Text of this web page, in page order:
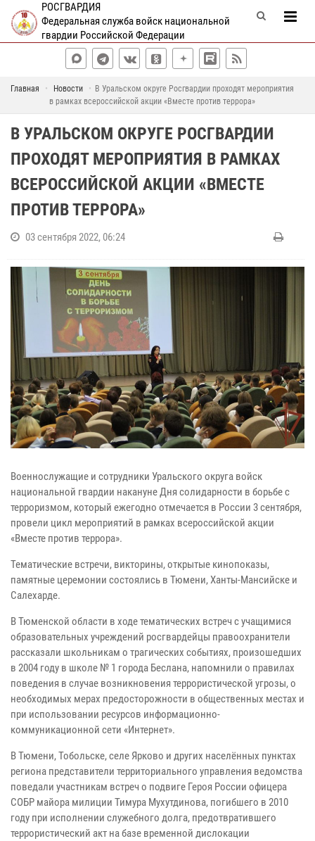
РОСГВАРДИЯ
Федеральная служба войск национальной
гвардии Российской Федерации
Главная Новости
В Уральском округе Росгвардии проходят мероприятия
в рамках всероссийской акции «Вместе против террора»
В УРАЛЬСКОМ ОКРУГЕ РОСГВАРДИИ
ПРОХОДЯТ МЕРОПРИЯТИЯ В РАМКАХ
ВСЕРОССИЙСКОЙ АКЦИИ «ВМЕСТЕ
ПРОТИВ ТЕРРОРА»
03 сентября 2022, 06:24
Военнослужащие и сотрудники Уральского округа войск
национальной гвардии накануне Дня солидарности в борьбе с
терроризмом, который ежегодно отмечается в России 3 сентября,
провели цикл мероприятий в рамках всероссийской акции
«Вместе против террора».
Тематические встречи, викторины, открытые кинопоказы,
памятные церемонии состоялись в Тюмени, Ханты-Мансийске и
Салехарде.
В Тюменской области в ходе тематических встреч с учащимися
образовательных учреждений росгвардейцы правоохранители
рассказали школьникам о трагических событиях, произошедших
в 2004 году в школе № 1 города Беслана, напомнили о правилах
поведения в случае возникновения террористической угрозы, о
необходимых мерах предосторожности в общественных местах и
при использовании ресурсов информационно-
коммуникационной сети «Интернет».
В Тюмени, Тобольске, селе Ярково и других населённых пунктах
региона представители территориального управления ведомства
поведали участникам встреч о подвиге Героя России офицера
СОБР майора милиции Тимура Мухутдинова, погибшего в 2010
году при исполнении служебного долга, предотвратившего
террористический акт на базе временной дислокации